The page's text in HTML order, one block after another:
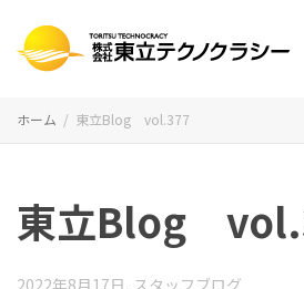
ホーム 東立Blog vol.377
東立Blog
2022年8月17日, スタッフブログ